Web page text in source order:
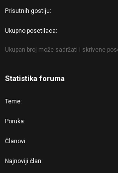
Prisutnih gostiju
Ukupno posetilaca
Ukupan broj može sadržati i skrivene
Statistika foruma
Teme
Poruka
Članovi
Najnoviji član